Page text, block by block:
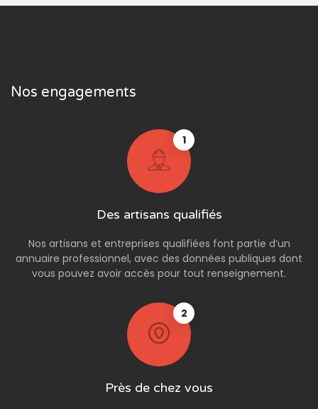
Nos engagements
1
Des artisans qualifiés
Nos artisans et entreprises qualifiées font partie d’un
annuaire professionnel, avec des données publiques dont
vous pouvez avoir accès pour tout renseignement.
2
Près de chez vous